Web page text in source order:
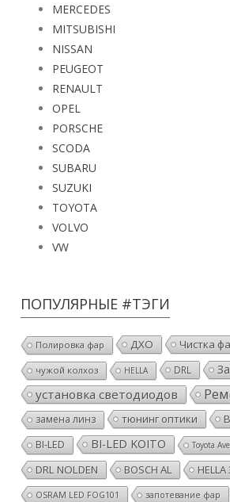
MERCEDES
MITSUBISHI
NISSAN
PEUGEOT
RENAULT
OPEL
PORSCHE
SCODA
SUBARU
SUZUKI
TOYOTA
VOLVO
VW
ПОПУЛЯРНЫЕ #ТЭГИ
Полировка фар ДХО Чистка
чужой колхоз HELLA DRL
установка светодиодов
замена линз тюнинг оптики
BI-LED BI-LED KOITO Toyota
DRL NOLDEN BOSCH AL HELLA
OSRAM LED FOG101 запотевание фар